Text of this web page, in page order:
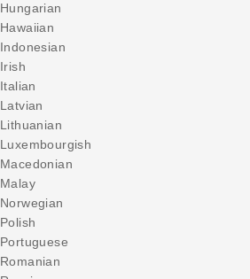
Hungarian
Hawaiian
Indonesian
Irish
Italian
Latvian
Lithuanian
Luxembourgish
Macedonian
Malay
Norwegian
Polish
Portuguese
Romanian